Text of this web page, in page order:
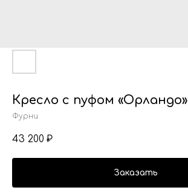
Кресло с пуфом «Орландо»
Фурни
43 200 ₽
Заказать